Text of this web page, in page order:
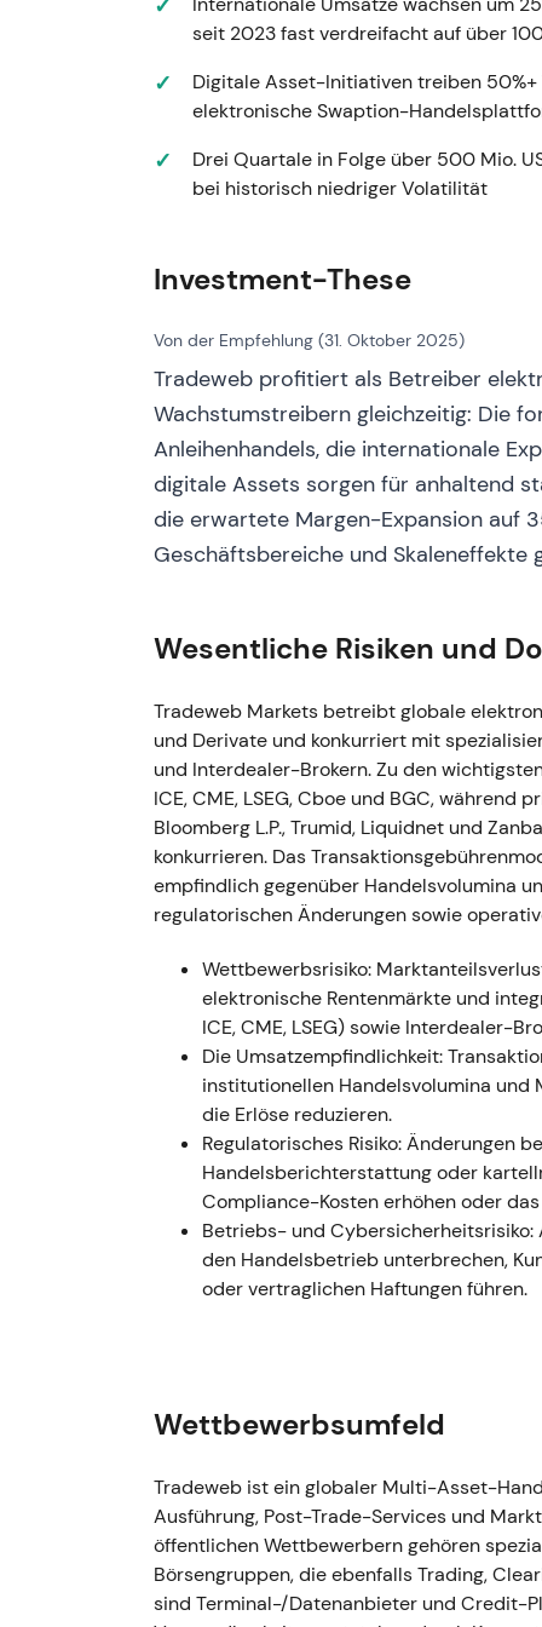
Ergebnisse: Umsatz ca. 1,189 Mrd. USD,
Q4-2022-Highlights umfassten ca. 293
elektronischen US-High-Grade-TRACE-
,[12]. Regulierungsvorhaben der SEC
Handelsplatzregeln – struktureller
Marktstimmung: Investoren sahen
Marktdaten-Monetarisierung aus. -
Dividendenerhöhungen[10],[12].
### Dezember 2022 – Strategische
strategischer Partnerschaften (u. a. mit
und der Daten in Aladdin) sowie weiterer
Marktdatenprodukten (AiEX, AiPrice) zur
Marktstimmung: Wahrnehmungswandel
„Workflow- und Automatisierungspartner"
und Plattformintegrationen rückte in den
übernahm den CEO-Posten (Lee Olesky
Integration der NFI-Akquisition lief
Bereich beschleunigen[12]. -
als risikoarm; das Investorenvertrauen
kontinuierlichen Produktausbau gestützt. -
Nachfolge wurde als „Business as usual"
Ausbruch aus der Konsolidierungszone
% auf rund 1,7 Mrd. USD; das
und Produktdiversifizierung hervor[25]. -
Cross-Asset-Marktinfrastruktur-
automatisierter Ausführung
Momentumphase, da Umsatz- und
### 2025 – Volumina und
Ausführungsmetriken durch das gesamte
Präsentationen zeigen solides
internationale Stärke – Q4-2025-Umsatz
. - Marktstimmung: Internationales
rückten als wesentliche Wachstumstreiber
Trend mit periodischen
im Jahresvergleich; +17,5 % in konstanten
bereinigtes verwässertes EPS 1,08 USD;
Jahresvergleich). Der Verwaltungsrat
Aktienrückkäufe fort[20],[17] ,[18]. -
„Skalierung + Internationalisierung +
seit 2023 fast verdreifacht auf über
Digitale Asset-Initiativen treiben
elektronische Swaption-
Drei Quartale in Folge über 500 Mio.
bei historisch niedriger Volatilität
Investment-These
Von der Empfehlung (31. Oktober 2025)
Tradeweb profitiert als Betreiber
Wachstumstreibern gleichzeitig: Die
Anleihenhandels, die internationale
digitale Assets sorgen für anhaltend
die erwartete Margen-Expansion auf
Geschäftsbereiche und Skaleneffekte
Wesentliche Risiken und
Tradeweb Markets betreibt globale
und Derivate und konkurriert mit
und Interdealer-Brokern. Zu den
ICE, CME, LSEG, Cboe und BGC,
Bloomberg L.P., Trumid, Liquidnet und
konkurrieren. Das
empfindlich gegenüber Handelsvolumina
regulatorischen Änderungen sowie
Wettbewerbsrisiko:
elektronische Rentenmärkte und
ICE, CME, LSEG) sowie Interdealer-
Die Umsatzempfindlichkeit:
institutionellen Handelsvolumina
die Erlöse reduzieren.
Regulatorisches Risiko: Änderungen
Handelsberichterstattung oder
Compliance-Kosten erhöhen oder
Betriebs- und
den Handelsbetrieb unterbrechen,
oder vertraglichen Haftungen führen.
Wettbewerbsumfeld
Tradeweb ist ein globaler Multi-Asset-
Ausführung, Post-Trade-Services und
öffentlichen Wettbewerbern gehören
Börsengruppen, die ebenfalls Trading,
sind Terminal-/Datenanbieter und Credit-